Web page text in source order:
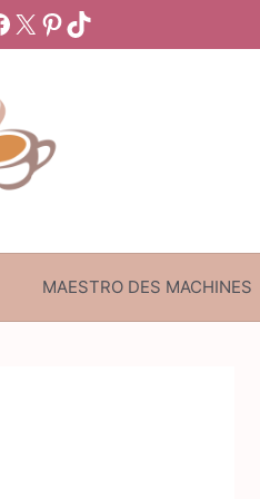
X Pinterest
TikTok
MAESTRO DES MACHINES